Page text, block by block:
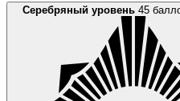
Серебряный уровень 45